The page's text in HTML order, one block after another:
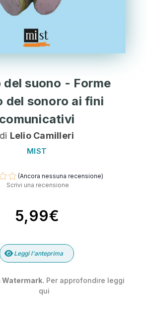
del suono - Forme
del sonoro ai fini
comunicativi
di Lelio Camilleri
MIST
(Ancora nessuna recensione)
Scrivi una recensione
5,99€
Leggi l'anteprima
Watermark. Per approfondire leggi
qui